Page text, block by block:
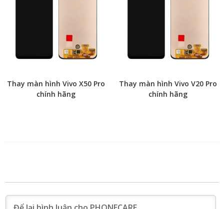
Thay màn hình Vivo X50 Pro
chính hãng
Thay màn hình Vivo V20 Pro
chính hãng